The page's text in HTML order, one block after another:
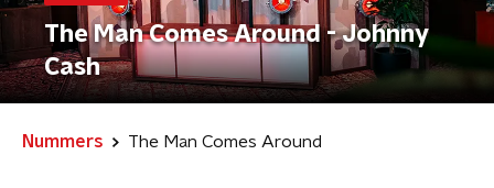
The Man Comes Around - Johnny
Cash
Nummers The Man Comes Around